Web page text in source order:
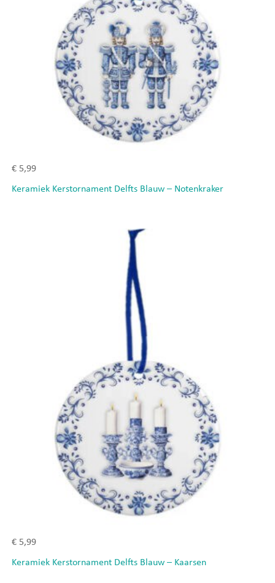
€5,99
Keramiek Kerstornament Delfts Blauw – Notenkraker
€5,99
Keramiek Kerstornament Delfts Blauw – Kaarsen